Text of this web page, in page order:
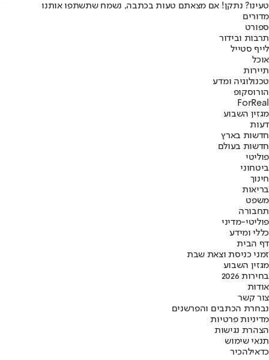
טעינו? נתקן! אם מצאתם טעות בכתבה, נשמח שתשתפו אותנו
מדורים
ספורט
תרבות ובידור
לייף סטייל
אוכל
תיירות
טכנולוגיה ומדע
הורוסקופ
ForReal
מגזין השבוע
דעות
חדשות בארץ
חדשות בעולם
פוליטי
ביטחוני
חינוך
בריאות
משפט
תחבורה
פוליטי-מדיני
כללי ומידע
דף הבית
זמני כניסת וצאת שבת
מגזין השבוע
בחירות 2026
אודות
צור קשר
נבחרת הכתבים והפרשנים
מדיניות פרטיות
הצהרת נגישות
תנאי שימוש
כדאילהכיר